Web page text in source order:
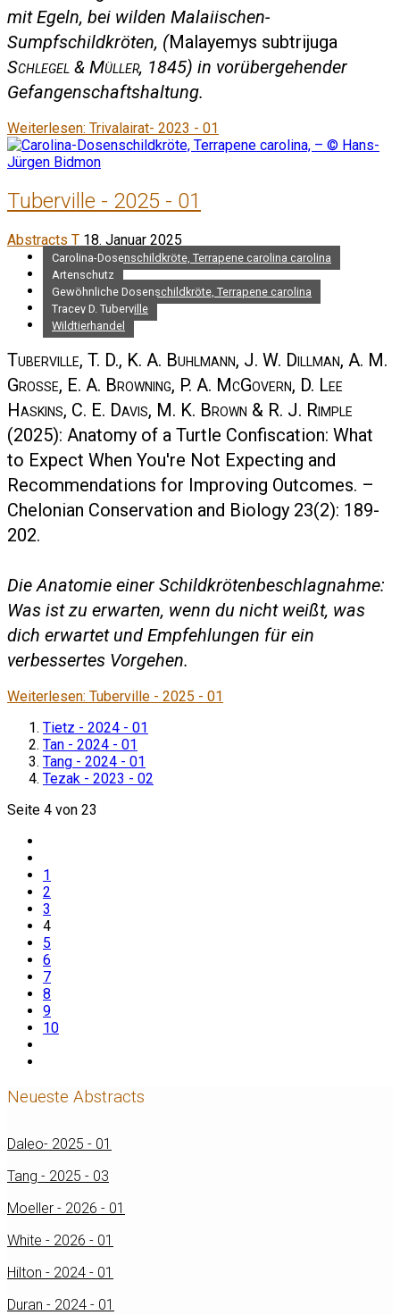
mit Egeln, bei wilden Malaiischen-
Sumpfschildkröten, (Malayemys subtrijuga
Schlegel & Müller, 1845) in vorübergehender
Gefangenschaftshaltung.
Weiterlesen: Trivalairat- 2023 - 01
Tuberville - 2025 - 01
Abstracts T 18. Januar 2025
Carolina-Dosenschildkröte, Terrapene carolina carolina
Artenschutz
Gewöhnliche Dosenschildkröte, Terrapene carolina
Tracey D. Tuberville
Wildtierhandel
Tuberville, T. D., K. A. Buhlmann, J. W. Dillman, A. M.
Grosse, E. A. Browning, P. A. McGovern, D. Lee
Haskins, C. E. Davis, M. K. Brown & R. J. Rimple
(2025): Anatomy of a Turtle Confiscation: What
to Expect When You're Not Expecting and
Recommendations for Improving Outcomes. –
Chelonian Conservation and Biology 23(2): 189-
202.
Die Anatomie einer Schildkrötenbeschlagnahme:
Was ist zu erwarten, wenn du nicht weißt, was
dich erwartet und Empfehlungen für ein
verbessertes Vorgehen.
Weiterlesen: Tuberville - 2025 - 01
Tietz - 2024 - 01
Tan - 2024 - 01
Tang - 2024 - 01
Tezak - 2023 - 02
Seite 4 von 23
1
2
3
4
5
6
7
8
9
10
Neueste Abstracts
Daleo- 2025 - 01
Tang - 2025 - 03
Moeller - 2026 - 01
White - 2026 - 01
Hilton - 2024 - 01
Duran - 2024 - 01